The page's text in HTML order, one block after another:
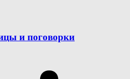
и поговорки